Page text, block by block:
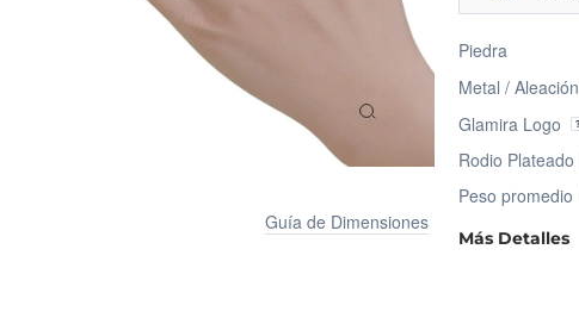
Guía de Dimensiones
Piedra
Metal / Aleación
Glamira Logo
Rodio Plateado
Peso promedio
Más Detalles